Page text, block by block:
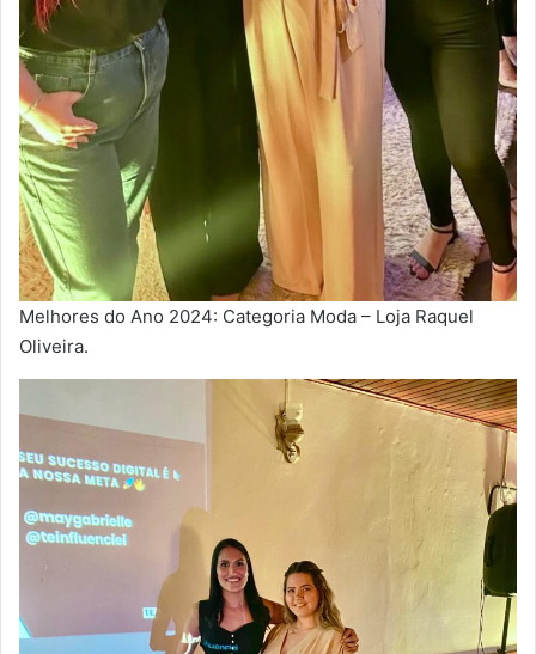
Melhores do Ano 2024: Categoria Moda – Loja Raquel
Oliveira.